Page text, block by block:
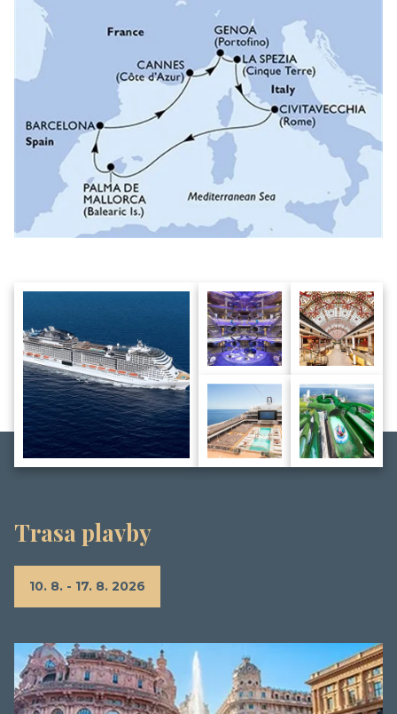
Trasa plavby
10. 8. - 17. 8. 2026